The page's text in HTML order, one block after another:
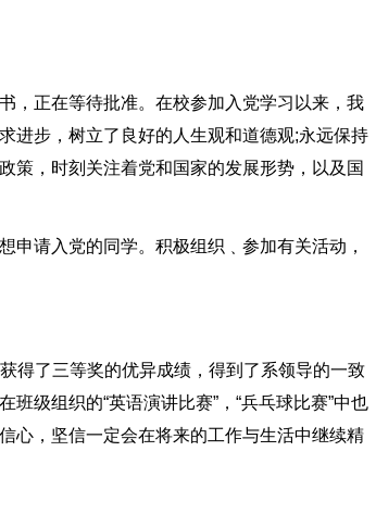
，正在等待批准。在校参加入党学习以来，我
进步，树立了良好的人生观和道德观;永远保持
策，时刻关注着党和国家的发展形势，以及国
申请入党的同学。积极组织﹑参加有关活动，
得了三等奖的优异成绩，得到了系领导的一致
级组织的“英语演讲比赛”，“兵乓球比赛”中也
心，坚信一定会在将来的工作与生活中继续精